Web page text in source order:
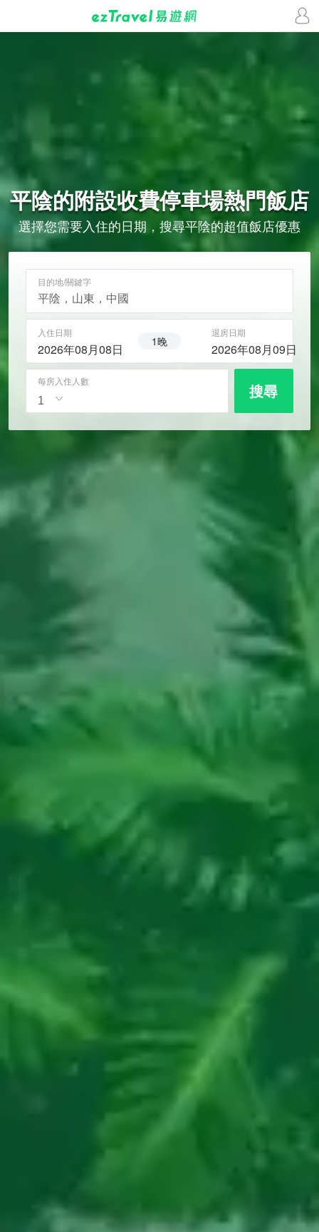
平陰的附設收費停車場熱門飯店
選擇您需要入住的日期，搜尋平陰的超值飯店優惠
目的地/關鍵字
入住日期
2026年08月08日 1晚
退房日期
2026年08月09日
每房入住人數 搜尋